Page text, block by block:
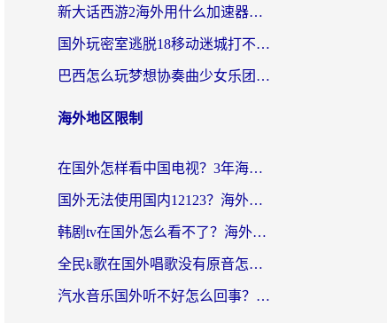
新大话西游2海外用什么加速器登录？老玩家亲测有效的国服游戏加速指南
国外玩密室逃脱18移动迷城打不开怎么办？海外玩家亲测有效的解决指南
巴西怎么玩梦想协奏曲少女乐团派对？海外党必看的国服游戏加速全攻略（附波兰天涯明月刀实用技巧）
海外地区限制
在国外怎样看中国电视？3年海外党亲测有效的追剧加速器指南
国外无法使用国内12123？海外华人必看：选对回国加速器，解决迪拜语音+12123访问难题
韩剧tv在国外怎么看不了？海外党追剧自由的终极解决方案来了
全民k歌在国外唱歌没有原音怎么办？别让地域限制毁了你的麦霸时刻
汽水音乐国外听不好怎么回事？海外党亲测有效的回国加速方案来了